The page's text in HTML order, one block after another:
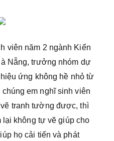
viên năm 2 ngành Kiến
Nẵng, trưởng nhóm dự
ứng không hề nhỏ từ
chúng em nghĩ sinh viên
tranh tường được, thì
lại không tự vẽ giúp cho
họ cải tiến và phát